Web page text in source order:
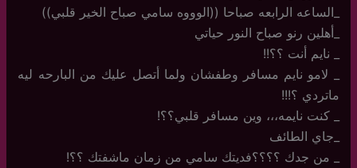
_الساعه الرابعه صباحا ((الوووه سامي صباح الخير قلبي))
_أهلين رنو صباح النور حياتي
_ نايم أنت ؟؟!!
_ لامو نايم مسافر وطفشان ولما أتصل عليك من البارحه ليه
ماتردي ؟!!!
_ كنت نايمه،،، وين مسافر قلبي؟؟!
_جاي الطائف
_ من جدك ؟؟؟؟فديتك سامي من زمان ماشفتك ؟؟!